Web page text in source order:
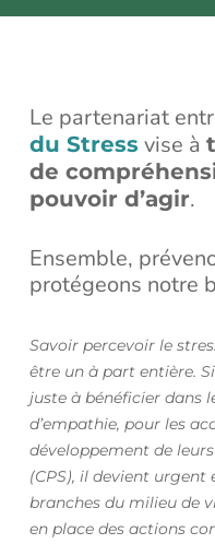
Le partenariat
du Stress vise à
de
pouvoir d’agir.
Ensemble,
protégeons notre
Savoir percevoir le
être un à part entière.
juste à bénéficier dans
d’empathie, pour les
développement de
(CPS), il devient
branches du milieu de
en place des actions